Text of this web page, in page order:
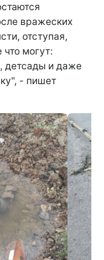
вражеских
отступая,
могут:
детсады и даже
- пишет